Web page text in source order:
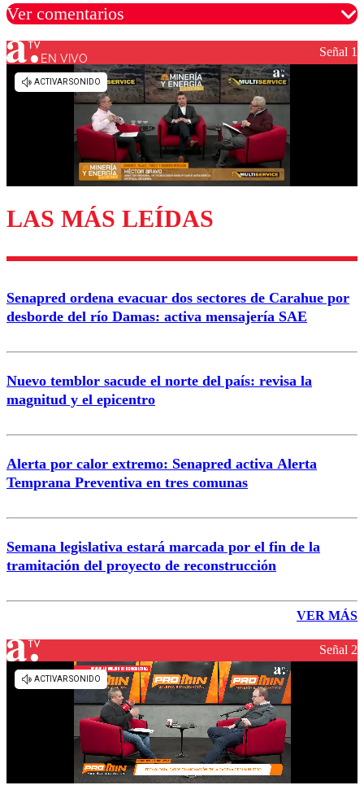
Ver comentarios
Los comentarios son moderados para garantizar un
diálogo respetuoso.
Enviar comentario
EN VIVO Señal 1
LAS MÁS LEÍDAS
Senapred ordena evacuar dos sectores de Carahue por
desborde del río Damas: activa mensajería SAE
Nuevo temblor sacude el norte del país: revisa la
magnitud y el epicentro
Alerta por calor extremo: Senapred activa Alerta
Temprana Preventiva en tres comunas
Semana legislativa estará marcada por el fin de la
tramitación del proyecto de reconstrucción
VER MÁS
Señal 2